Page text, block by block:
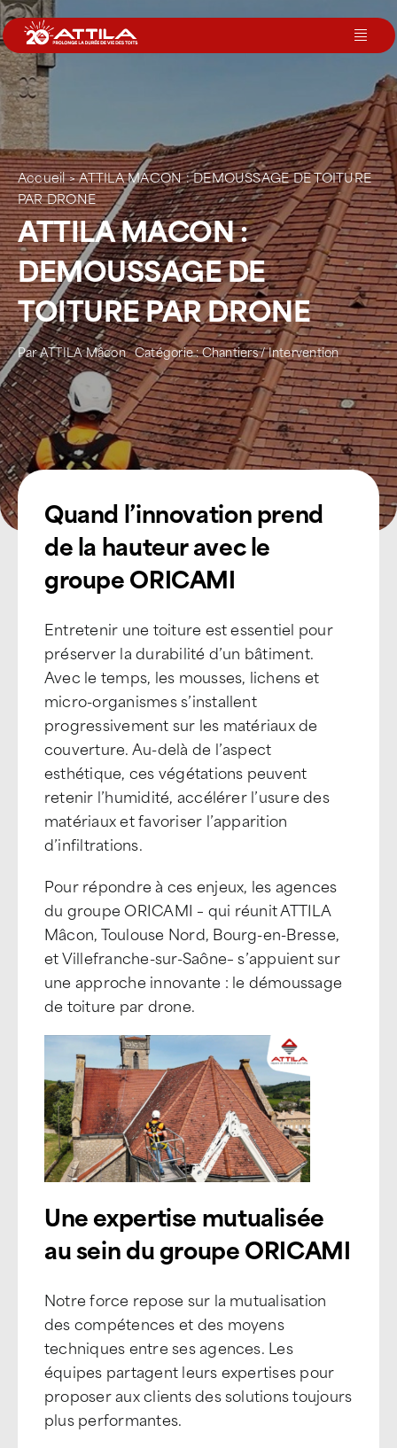
Passer
au
contenu
Le groupe
Nos services
Nos agences
Votre toit
Rejoignez-nous
Devenir Franchisé
Accueil>ATTILA MACON : DEMOUSSAGE DE TOITURE
PAR DRONE
ATTILA MACON :
DEMOUSSAGE DE
TOITURE PAR DRONE
ParATTILA Mâcon Catégorie :Chantiers / Intervention
Quand l’innovation prend
de la hauteur avec le
groupe ORICAMI
Entretenir une toiture est essentiel pour
préserver la durabilité d’un bâtiment.
Avec le temps, les mousses, lichens et
micro-organismes s’installent
progressivement sur les matériaux de
couverture. Au-delà de l’aspect
esthétique, ces végétations peuvent
retenir l’humidité, accélérer l’usure des
matériaux et favoriser l’apparition
d’infiltrations.
Pour répondre à ces enjeux, les agences
du groupe ORICAMI – qui réunit ATTILA
Mâcon, Toulouse Nord, Bourg-en-Bresse,
et Villefranche-sur-Saône– s’appuient sur
une approche innovante : le démoussage
de toiture par drone.
Une expertise mutualisée
au sein du groupe ORICAMI
Notre force repose sur la mutualisation
des compétences et des moyens
techniques entre ses agences. Les
équipes partagent leurs expertises pour
proposer aux clients des solutions toujours
plus performantes.